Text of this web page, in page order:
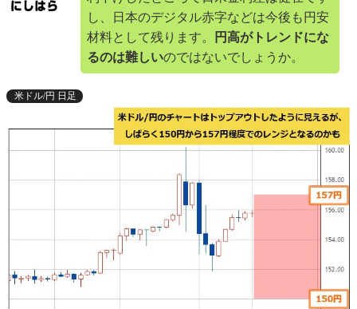
し、日本のデジタル赤字などは今後も円安
材料として残ります。
円高がトレンドにな
るのは難しいのではないでしょうか。
米ドル/円 日足